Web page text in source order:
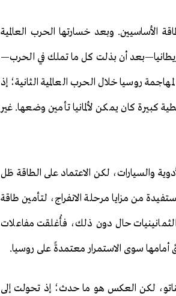
الأساسيين. وبعد خسارتها الحرب العالمية
أن بذلت كل ما تملك في الحرب—
روسيا خلال الحرب العالمية الثانية؛ إذ
كبيرة كان يمكن لألمانيا تأمين وضعها. غير
والسيارات، لكن الاعتماد على الطاقة ظل
من مزايا مرحلة الانفراج، لتأمين طاقة
حال دون ذلك، فأُغلقت مفاعلات
أمامها سوى الاستمرار معتمدةً على روسيا.
الناتو، لكن العكس هو ما حدث؛ إذ تحولت إلى